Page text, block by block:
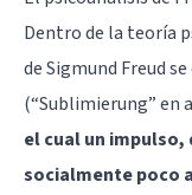
Dentro de la teoría
deSigmund Freud
(“Sublimierung” en
el cual un impulso,
socialmente poco